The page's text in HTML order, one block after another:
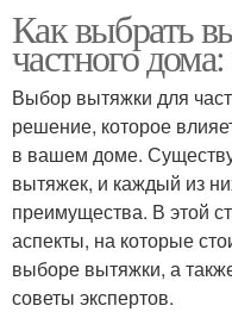
Как выбрать
частного
Выбор вытяжки для
решение, которое
в вашем доме.
вытяжек, и каждый из
преимущества. В этой
аспекты, на которые
выборе вытяжки, а
советы экспертов.